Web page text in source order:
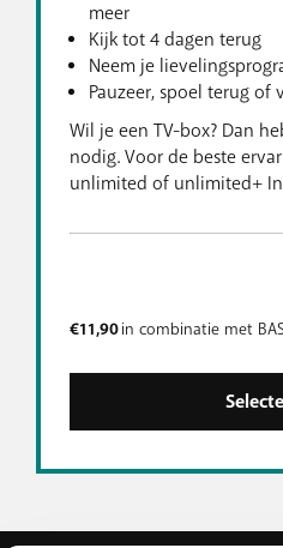
meer
Kijk tot 4 dagen terug
Neem je
Pauzeer, spoel terug of
Wil je een TV-box? Dan
nodig. Voor de beste
unlimited of unlimited+
€11,90in combinatie met